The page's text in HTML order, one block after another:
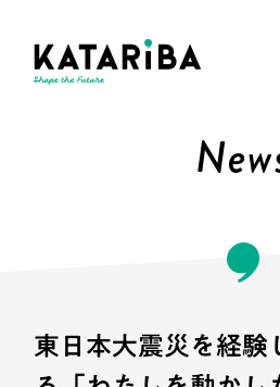
東日本大震災を経験